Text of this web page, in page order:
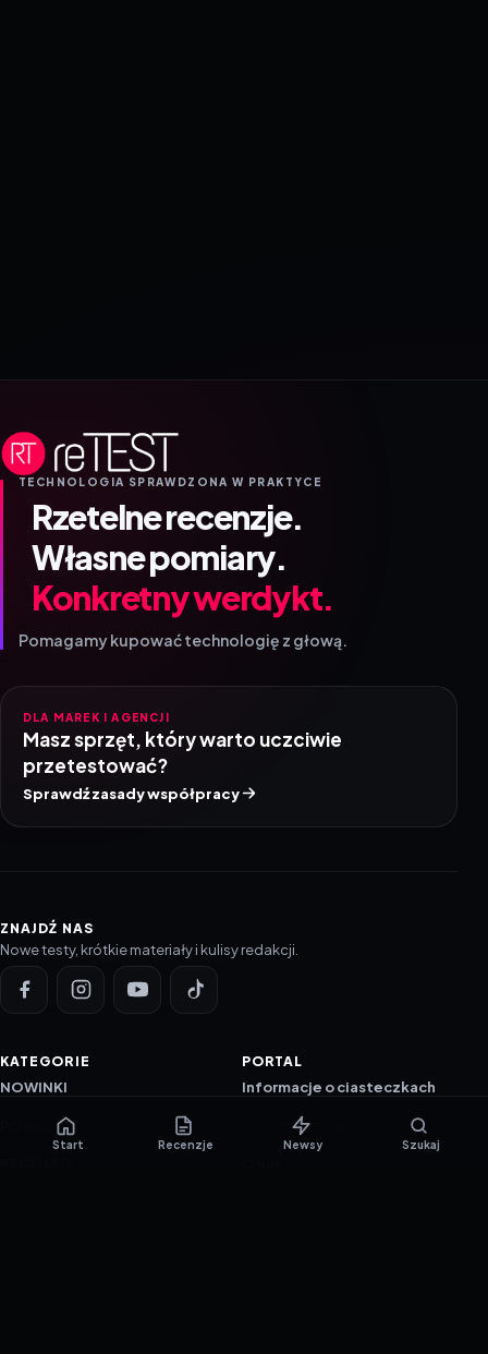
TECHNOLOGIA SPRAWDZONA W PRAKTYCE
Rzetelne recenzje.
Własne pomiary.
Konkretny werdykt.
Pomagamy kupować technologię z głową.
DLA MAREK I AGENCJI
Masz sprzęt, który warto uczciwie
przetestować?
Sprawdź zasady współpracy
ZNAJDŹ NAS
Nowe testy, krótkie materiały i kulisy redakcji.
KATEGORIE
NOWINKI
PORADNIKI
PORTAL
Informacje o ciasteczkach
Polityka prywatności
Start Recenzje Newsy Szukaj